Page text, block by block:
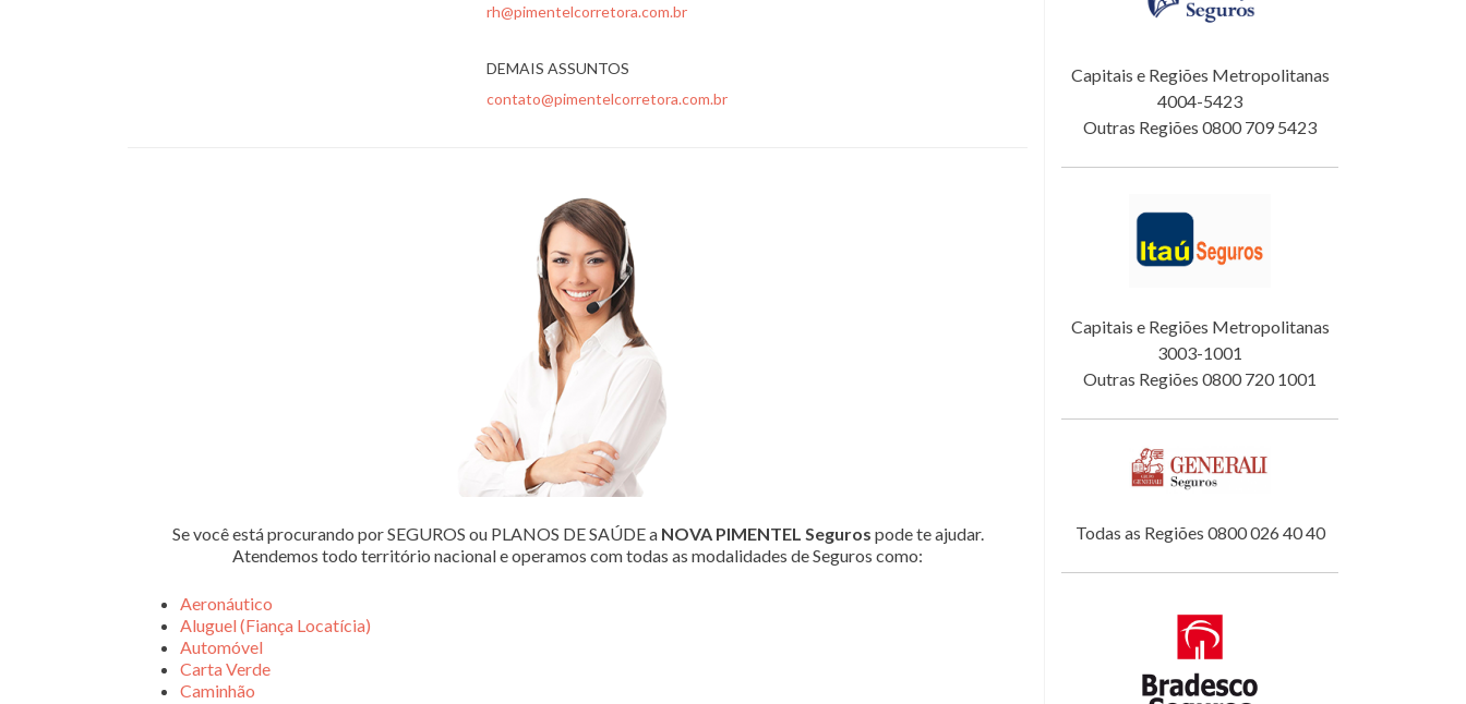
rh@pimentelcorretora.com.br
DEMAIS ASSUNTOS
contato@pimentelcorretora.com.br
Se você está procurando por SEGUROS ou PLANOS DE SAÚDE a NOVA PIMENTEL Seguros pode te ajudar.
Atendemos todo território nacional e operamos com todas as modalidades de Seguros como:
Aeronáutico
Aluguel (Fiança Locatícia)
Automóvel
Carta Verde
Caminhão
Capitais e Regiões Metropolitanas
4004-5423
Outras Regiões 0800 709 5423
Capitais e Regiões Metropolitanas
3003-1001
Outras Regiões 0800 720 1001
Todas as Regiões 0800 026 40 40